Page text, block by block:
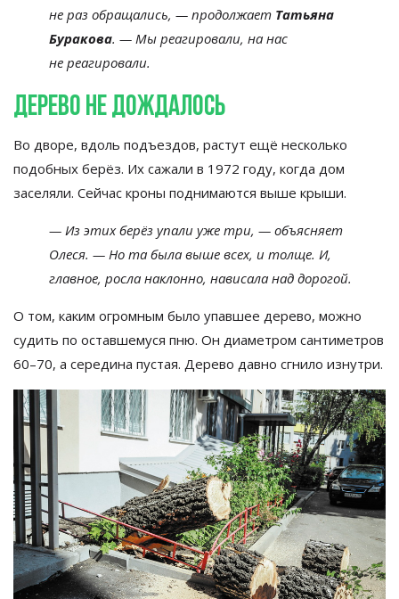
не раз обращались, — продолжает Татьяна
Буракова. — Мы реагировали, на нас
не реагировали.
Дерево недождалось
Во дворе, вдоль подъездов, растут ещё несколько
подобных берёз. Их сажали в 1972 году, когда дом
заселяли. Сейчас кроны поднимаются выше крыши.
— Из этих берёз упали уже три, — объясняет
Олеся. — Но та была выше всех, и толще. И,
главное, росла наклонно, нависала над дорогой.
О том, каким огромным было упавшее дерево, можно
судить по оставшемуся пню. Он диаметром сантиметров
60–70, а середина пустая. Дерево давно сгнило изнутри.